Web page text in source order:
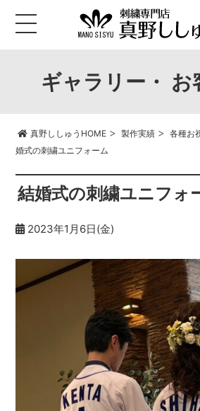
ギャラリー・ お
真野ししゅうHOME> 製作実績> 各種お
婚式の刺繍ユニフォーム
結婚式の刺繍ユニフォ
2023年1月6日(金)